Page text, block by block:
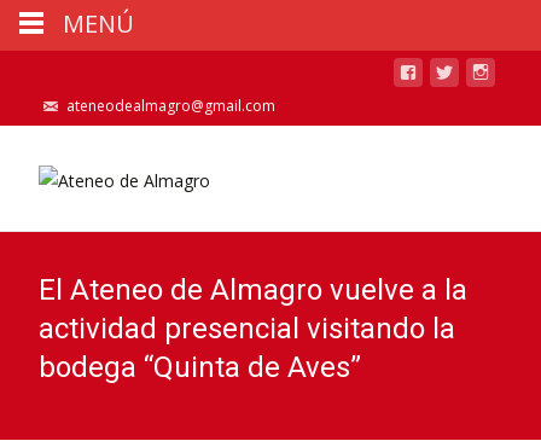
ateneodealmagro@gmail.com
El Ateneo de Almagro vuelve a la
actividad presencial visitando la
bodega “Quinta de Aves”
MENÚ